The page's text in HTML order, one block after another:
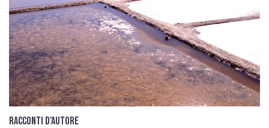
Racconti d'autore